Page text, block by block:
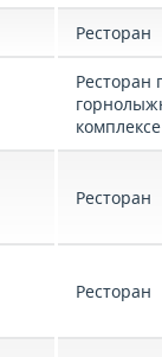
Ресторан
Ресторан
комплексе
Ресторан
Ресторан